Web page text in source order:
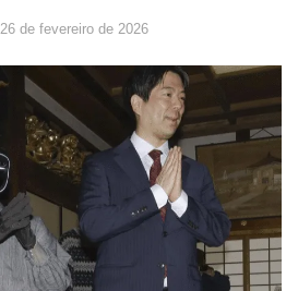
26 de fevereiro de 2026